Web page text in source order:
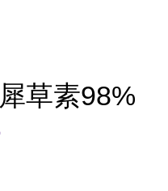
草素98%